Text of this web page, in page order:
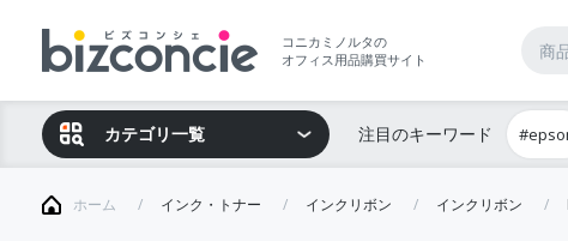
コニカミノルタの
オフィス用品購買サイト
カテゴリ一覧 注目のキーワード
ホーム インク・トナー インクリボン インクリボン